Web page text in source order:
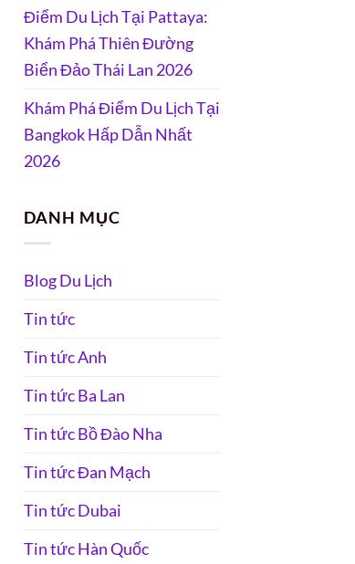
Điểm Du Lịch Tại Pattaya:
Khám Phá Thiên Đường
Biển Đảo Thái Lan 2026
Khám Phá Điểm Du Lịch Tại
Bangkok Hấp Dẫn Nhất
2026
DANH MỤC
Blog Du Lịch
Tin tức
Tin tức Anh
Tin tức Ba Lan
Tin tức Bồ Đào Nha
Tin tức Đan Mạch
Tin tức Dubai
Tin tức Hàn Quốc